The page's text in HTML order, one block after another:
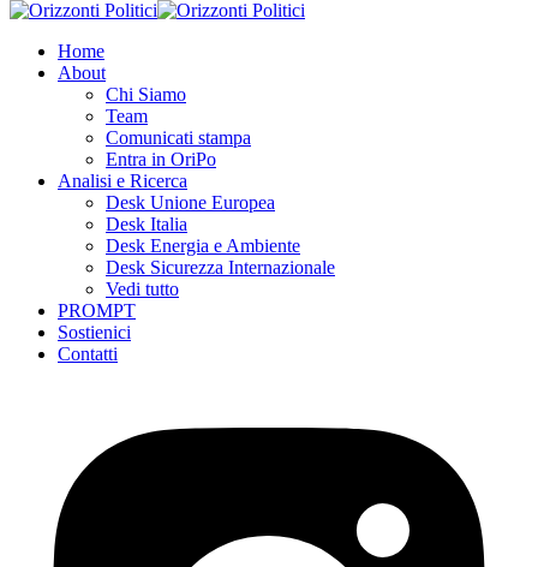
Home
About
Chi Siamo
Team
Comunicati stampa
Entra in OriPo
Analisi e Ricerca
Desk Unione Europea
Desk Italia
Desk Energia e Ambiente
Desk Sicurezza Internazionale
Vedi tutto
PROMPT
Sostienici
Contatti